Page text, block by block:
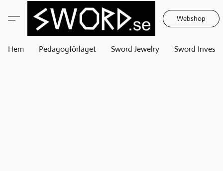
Webshop
Hem Pedagogförlaget Sword Jewelry Sword Invest